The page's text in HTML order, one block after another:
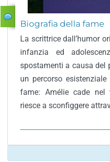
Biografia della fame
La scrittrice dall’humor
infanzia ed
spostamenti a causa del
un percorso
fame: Amélie cade nel
riesce a sconfiggere